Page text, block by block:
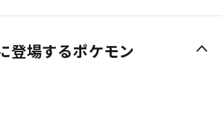
登場するポケモン